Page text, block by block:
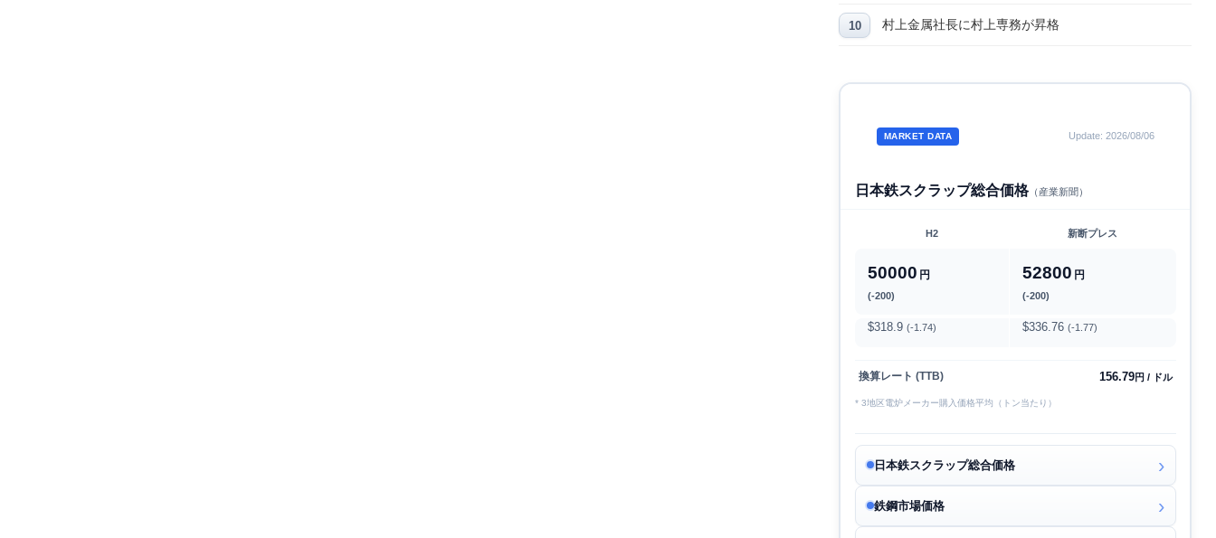
村上金属社長に村上専務が昇格
MARKET DATA Update: 2026/08/06
日本鉄スクラップ総合価格（産業新聞）
H2 新断プレス
50000 円
(-200)
52800 円
(-200)
$318.9 (-1.74) $336.76 (-1.77)
換算レート (TTB) 156.79円 / ドル
* 3地区電炉メーカー購入価格平均（トン当たり）
日本鉄スクラップ総合価格
鉄鋼市場価格